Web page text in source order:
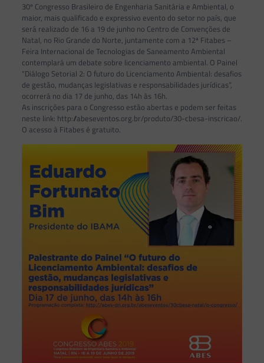
30º Congresso Brasileiro de Engenharia Sanitária e Ambiental, o
maior, mais qualificado e expressivo evento do setor no país, que
será realizado de 16 a 19 de junho no Centro de Convenções de
Natal, no Rio Grande do Norte, juntamente com a 12ª Fitabes –
Feira Internacional de Tecnologias de Saneamento Ambiental
contemplará um debate sobre licenciamento ambiental. O Painel
“Diálogo Setorial 2: O futuro do Licenciamento Ambiental: desafios
de gestão, mudanças legislativas e responsabilidades jurídicas”,
ocorrerá no dia 17 de junho, das 14h às 16h.
As inscrições para o Congresso estão abertas e podem ser feitas
neste link: http://abeseventos.org.br/produto/30-cbesa-inscricao/.
O acesso à Fitabes é gratuito.